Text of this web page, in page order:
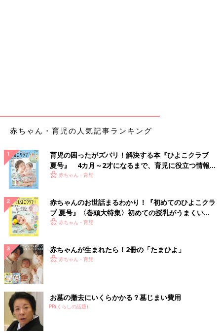
ましたよね。早稲田大学教授の前橋 明先生からは、運動するこ
質をよくしてみようと、子どもたちの運動量を増やしたんです。
長男はサッカーを習い始めてから毎日3時間くらい運動していま
すし、二男も1時間くらいは体を動かすようになりました。する
と早起きは苦手だけど、寝つきがよくなって、眠りの質はよくな
っている気がします。
――寝つきがよくなったのは、かなりいい変化ですね！
利用するといいと教えてもらったので、ジェンダーや自分らし
さ、性教育などの絵本を子どもたちと一緒に読んでいます。絵本
は絵を見ながら「ここからここまではプライベートゾーンだよ」
と説明しやすいですし、子どもたちも絵を指さして質問したり、
理解しやすいようです。
絵本といえば、フリーアナウンサーで絵本専門士の資格をもつ吉
田明代さんに教えてもらった読書の楽しみ方も実践しています。
赤ちゃん・育児の人気記事ランキング
育児の困ったがズバリ！解決する本『ひよこクラブ
夏号』 4カ月～2才になるまで、育児に役立つ情報が
いっぱい！
赤ちゃん・育児
赤ちゃんのお世話まるわかり！『初めてのひよこクラ
ブ 夏号』〈巻頭大特集〉初めての授乳がうまくい
く！ おっぱい・ミルクの基本と夏のトラブル 解決テ
赤ちゃん・育児
赤ちゃんが生まれたら！2冊の「たまひよ」
赤ちゃん・育児
お墓の撤去にいくらかかる？墓じまい費用
PR(くらしの話題)